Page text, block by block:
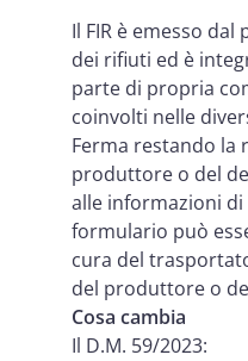
Il FIR è emesso
dei rifiuti ed è
parte di propria
coinvolti nelle
Ferma restando la
produttore o del
alle informazioni
formulario può
cura del
del produttore o
Cosa cambia
Il D.M. 59/2023: